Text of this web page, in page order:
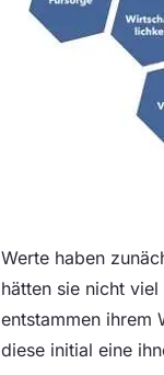
Werte haben
hätten sie nicht
entstammen ihrem
diese initial eine